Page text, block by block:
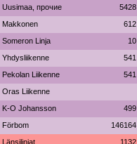
Uusimaa, прочие 5428
Makkonen 612
Someron Linja 10
Yhdysliikenne 541
Pekolan Liikenne 541
Oras Liikenne
K-O Johansson 499
Förbom 146164
Länsilinjat 1132